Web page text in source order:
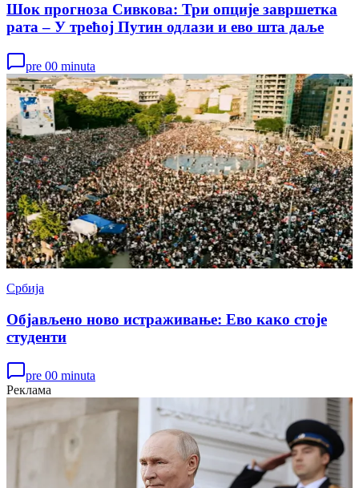
Шок прогноза Сивкова: Три опције завршетка
рата – У трећој Путин одлази и ево шта даље
pre 00 minuta
Србија
Објављено ново истраживање: Ево како стоје
студенти
pre 00 minuta
Реклама